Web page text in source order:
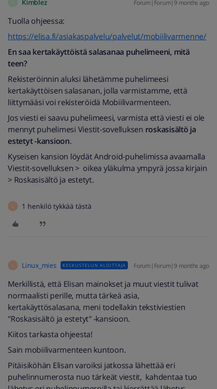
Kimblez Forum|Forum|9 months ago
Tuolla ohjeessa:
https://elisa.fi/asiakaspalvelu/palvelut/mobiilivarmenne/
En saa kertakäyttöistä salasanaa puhelimeeni, mitä
teen?
Rekisteröinnin aluksi lähetämme puhelimeesi
kertakäyttöisen salasanan, jolla varmistamme, että
liittymääsi voi rekisteröidä Mobiilivarmenteen.
Jos viesti ei saavu puhelimeesi, varmista että viesti ei ole
mennyt puhelimesi Viestit-sovelluksen roskasisältö ja
estetyt -kansioon.
Kyseisen kansion löydät Android-puhelimissa avaamalla
Viestit-sovelluksen > oikea yläkulma ympyrä jossa kirjain
> Roskasisältö ja estetyt.
1 henkilö tykkää tästä
Linux_mies KESKUSTELUN ALOITTAJA Forum|Forum|9 months ago
Merkillistä, että Elisan mainokset ja muut viestit tulivat
normaalisti perille, mutta tärkeä asia,
kertakäyttösalasana, meni todellakin tekstiviestien
"Roskasisältö ja estetyt" -kansioon.
Kiitos tarkasta ohjeesta!
Sain mobiilivarmenteen kuntoon.
Pitäisiköhän Elisan varoiksi jatkossa lähettää eri
puhelinnumerosta nuo tärkeät viestit, kahdentaa tuo